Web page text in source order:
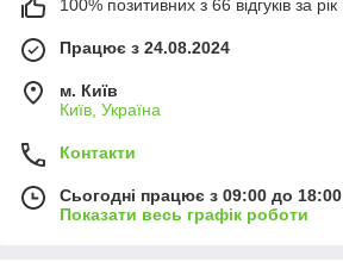
100% позитивних з 66 відгуків за рік
Працює з 24.08.2024
м. Київ
Київ, Україна
Контакти
Сьогодні працює з 09:00 до 18:00
Показати весь графік роботи